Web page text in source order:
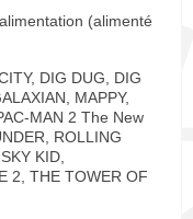
(alimenté
DIG DUG, DIG
MAPPY,
MAN 2 The New
ROLLING
KID,
2, THE TOWER OF